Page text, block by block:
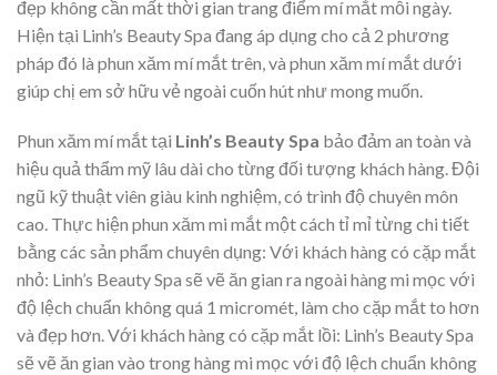
đẹp không cần mất thời gian trang điểm mí mắt mỗi ngày.
Hiện tại Linh’s Beauty Spa đang áp dụng cho cả 2 phương
pháp đó là phun xăm mí mắt trên, và phun xăm mí mắt dưới
giúp chị em sở hữu vẻ ngoài cuốn hút như mong muốn.
Phun xăm mí mắt tại Linh’s Beauty Spa bảo đảm an toàn và
hiệu quả thẩm mỹ lâu dài cho từng đối tượng khách hàng. Đội
ngũ kỹ thuật viên giàu kinh nghiệm, có trình độ chuyên môn
cao. Thực hiện phun xăm mi mắt một cách tỉ mỉ từng chi tiết
bằng các sản phẩm chuyên dụng: Với khách hàng có cặp mắt
nhỏ: Linh’s Beauty Spa sẽ vẽ ăn gian ra ngoài hàng mi mọc với
độ lệch chuẩn không quá 1 micromét, làm cho cặp mắt to hơn
và đẹp hơn. Với khách hàng có cặp mắt lồi: Linh’s Beauty Spa
sẽ vẽ ăn gian vào trong hàng mi mọc với độ lệch chuẩn không